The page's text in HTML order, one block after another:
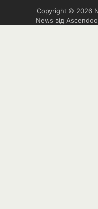
Copyright © 2026
News від